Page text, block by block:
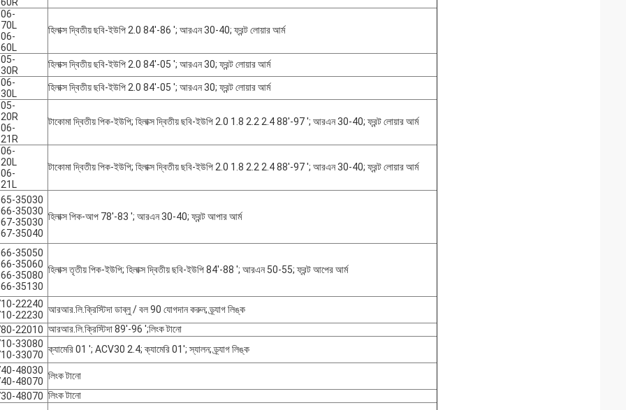
হিলাক্স দ্বিতীয় ছবি-ইউপি 2.0 84'-86 '; আরএন 30-40; ফ্রন্ট লোয়ার আর্ম
হিলাক্স দ্বিতীয় ছবি-ইউপি 2.0 84'-05 '; আরএন 30; ফ্রন্ট লোয়ার আর্ম
হিলাক্স দ্বিতীয় ছবি-ইউপি 2.0 84'-05 '; আরএন 30; ফ্রন্ট লোয়ার আর্ম
টাকোমা দ্বিতীয় পিক-ইউপি; হিলাক্স দ্বিতীয় ছবি-ইউপি 2.0 1.8 2.2 2.4 88'-97 '; আরএন 30-40; ফ্রন্ট লোয়ার আর্ম
টাকোমা দ্বিতীয় পিক-ইউপি; হিলাক্স দ্বিতীয় ছবি-ইউপি 2.0 1.8 2.2 2.4 88'-97 '; আরএন 30-40; ফ্রন্ট লোয়ার আর্ম
35030
35030
35030
35040
হিলাক্স পিক-আপ 78'-83 '; আরএন 30-40; ফ্রন্ট আপার আর্ম
35050
35060
35080
35130
হিলাক্স তৃতীয় পিক-ইউপি; হিলাক্স দ্বিতীয় ছবি-ইউপি 84'-88 '; আরএন 50-55; ফ্রন্ট আপের আর্ম
22240
22230 আরআর.লি.ক্রিস্টিদা ডাব্লু / বল 90 যোগদান করুন; ড্র্যাগ লিঙ্ক
22010 আরআর.লি.ক্রিস্টিদা 89'-96 ';লিংক টানো
33080
33070 ক্যামেরি 01 '; ACV30 2.4; ক্যামেরি 01'; স্যালন; ড্র্যাগ লিঙ্ক
48030
48070 লিংক টানো
48070 লিংক টানো